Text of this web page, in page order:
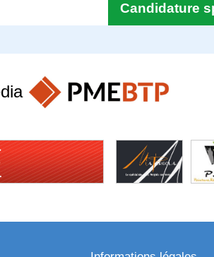
Candidature